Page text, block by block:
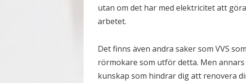
utan om det har med elektricitet att
arbetet.
Det finns även andra saker som VVS
rörmokare som utför detta. Men
kunskap som hindrar dig att renovera